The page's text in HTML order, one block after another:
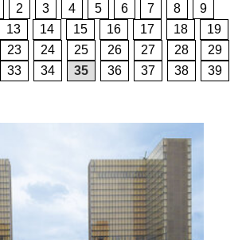
2 3 4 5 6 7 8
9
13 14 15 16 17 18
19
23 24 25 26 27 28
29
33 34 35 36 37 38
39